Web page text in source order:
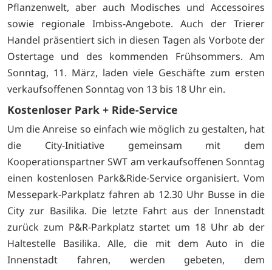
Pflanzenwelt, aber auch Modisches und Accessoires
sowie regionale Imbiss-Angebote. Auch der Trierer
Handel präsentiert sich in diesen Tagen als Vorbote der
Ostertage und des kommenden Frühsommers. Am
Sonntag, 11. März, laden viele Geschäfte zum ersten
verkaufsoffenen Sonntag von 13 bis 18 Uhr ein.
Kostenloser Park + Ride-Service
Um die Anreise so einfach wie möglich zu gestalten, hat
die City-Initiative gemeinsam mit dem
Kooperationspartner SWT am verkaufsoffenen Sonntag
einen kostenlosen Park&Ride-Service organisiert. Vom
Messepark-Parkplatz fahren ab 12.30 Uhr Busse in die
City zur Basilika. Die letzte Fahrt aus der Innenstadt
zurück zum P&R-Parkplatz startet um 18 Uhr ab der
Haltestelle Basilika. Alle, die mit dem Auto in die
Innenstadt fahren, werden gebeten, dem